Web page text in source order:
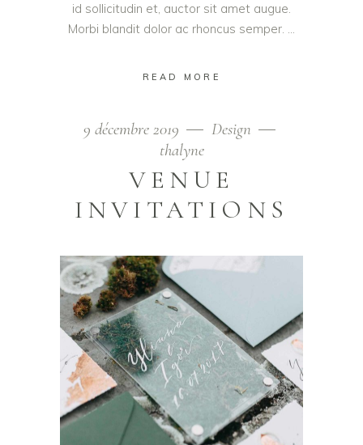
id sollicitudin et, auctor sit amet augue.
Morbi blandit dolor ac rhoncus semper.
READ MORE
9 décembre 2019
Design
thalyne
VENUE
INVITATIONS